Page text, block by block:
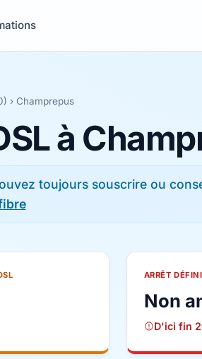
› Champrepus
à
toujours souscrire ou
ARRÊT
Non
D'ici fin